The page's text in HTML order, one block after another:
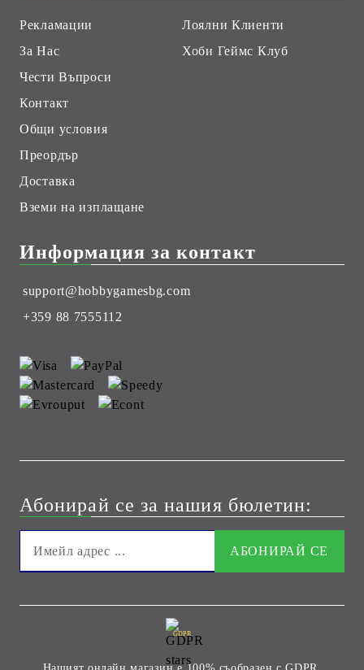
Рекламации
За Нас
Чести Въпроси
Контакт
Общи условия
Преордър
Доставка
Вземи на изплащане
Лоялни Клиенти
Хоби Геймс Клуб
Информация за контакт
support@hobbygamesbg.com
+359 88 7555112
Абонирай се за нашия бюлетин:
GDPR